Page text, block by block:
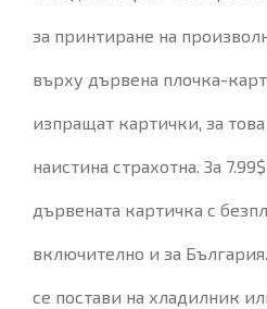
за принтиране на
върху дървена плочка-
изпращат картички, за
наистина страхотна. За
дървената картичка с
включително и за
се постави на хладилник